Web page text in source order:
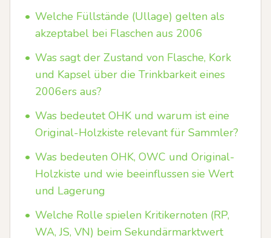
• Welche Füllstände (Ullage) gelten als
akzeptabel bei Flaschen aus 2006
• Was sagt der Zustand von Flasche, Kork
und Kapsel über die Trinkbarkeit eines
2006ers aus?
• Was bedeutet OHK und warum ist eine
Original-Holzkiste relevant für Sammler?
• Was bedeuten OHK, OWC und Original-
Holzkiste und wie beeinflussen sie Wert
und Lagerung
• Welche Rolle spielen Kritikernoten (RP,
WA, JS, VN) beim Sekundärmarktwert